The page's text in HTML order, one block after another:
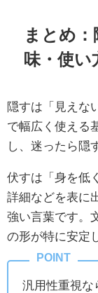
まとめ
味・使い
隠すは「見えな
で幅広く使える
し、迷ったら隠
伏すは「身を低
詳細などを表に
強い言葉です。
の形が特に安定
汎用性重視な